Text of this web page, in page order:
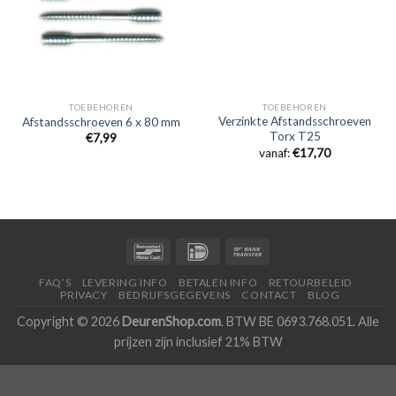
TOEBEHOREN
Afstandsschroeven 6 x 80 mm
€7,99
TOEBEHOREN
Verzinkte Afstandsschroeven
Torx T25
vanaf:€17,70
FAQ’S LEVERING INFO BETALEN INFO
RETOURBELEID
PRIVACY
BEDRIJFSGEGEVENS CONTACT BLOG
Copyright © 2026 DeurenShop.com. BTW BE 0693.768.051. Alle
prijzen zijn inclusief 21% BTW